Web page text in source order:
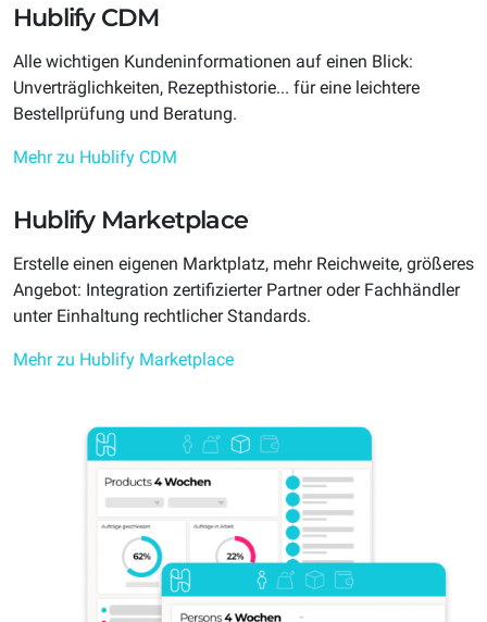
Hublify CDM
Alle wichtigen Kundeninformationen auf einen Blick:
Unverträglichkeiten, Rezepthistorie... für eine leichtere
Bestellprüfung und Beratung.
Mehr zu Hublify CDM
Hublify Marketplace
Erstelle einen eigenen Marktplatz, mehr Reichweite, größeres
Angebot: Integration zertifizierter Partner oder Fachhändler
unter Einhaltung rechtlicher Standards.
Mehr zu Hublify Marketplace